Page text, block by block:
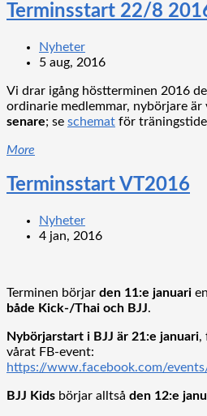
Terminsstart 22/8
Nyheter
5 aug, 2016
Vi drar igång höstterminen 2016
ordinarie medlemmar, nybörjare är
senare; se schemat för
More
Terminsstart VT2016
Nyheter
4 jan, 2016
Terminen börjar den 11:e januari
både Kick-/Thai och BJJ.
Nybörjarstart i BJJ är 21:e januari,
vårat FB-event:
https://www.facebook.com/
BJJ Kids börjar alltså den 12:e